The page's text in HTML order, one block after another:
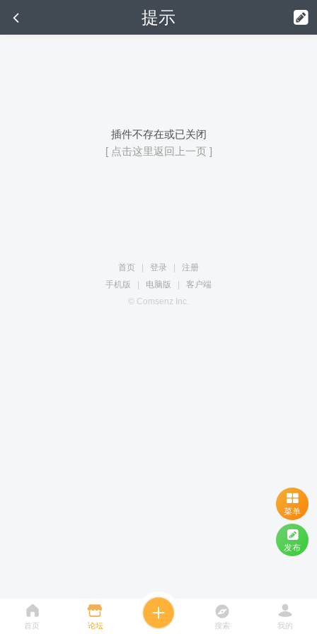
提示
插件不存在或已关闭
[ 点击这里返回上一页 ]
首页 登录
注册
手机版
电脑版
客户端
© Comsenz Inc.
首页 论坛 搜索 我的
菜单
发布